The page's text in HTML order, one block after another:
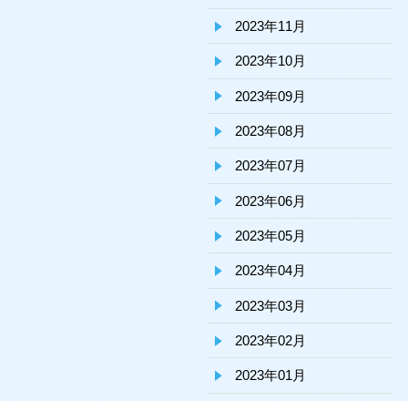
2023年11月
2023年10月
2023年09月
2023年08月
2023年07月
2023年06月
2023年05月
2023年04月
2023年03月
2023年02月
2023年01月